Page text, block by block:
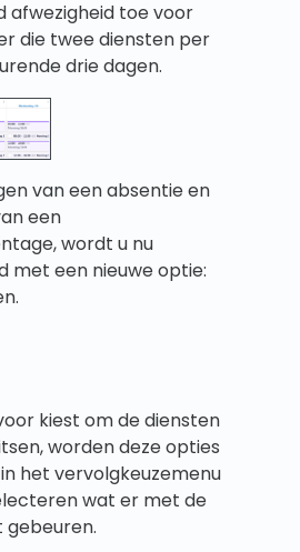
afwezigheid toe voor
die twee diensten per
drie dagen.
van een absentie en
een
wordt u nu
met een nieuwe optie:
kiest om de diensten
worden deze opties
het vervolgkeuzemenu
wat er met de